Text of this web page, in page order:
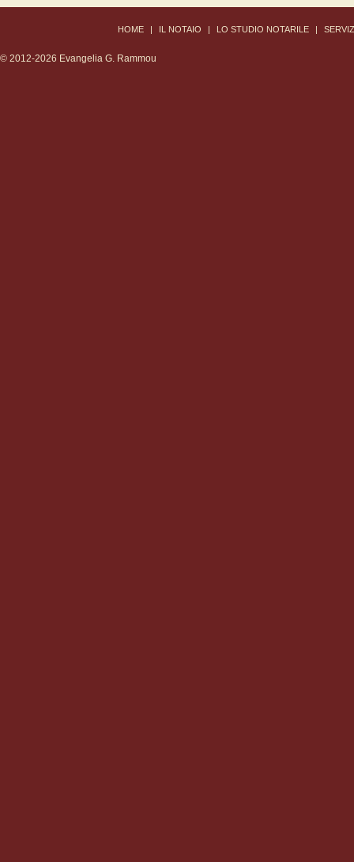
ΗΟΜΕ | IL NOTAIO | LO STUDIO NOTARILE |
© 2012-2026 Evangelia G. Rammou